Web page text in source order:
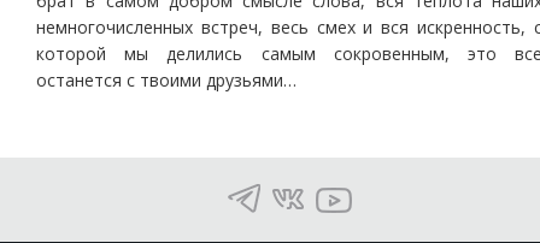
немногочисленных встреч, весь смех и вся искренность,
которой мы делились самым сокровенным, это
останется с твоими друзьями…